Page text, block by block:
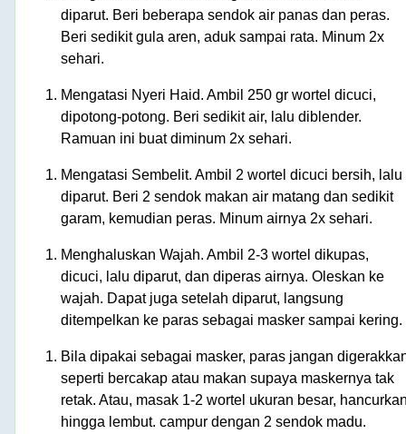
diparut. Beri beberapa sendok air panas dan peras.
Beri sedikit gula aren, aduk sampai rata. Minum 2x
sehari.
Mengatasi Nyeri Haid. Ambil 250 gr wortel dicuci,
dipotong-potong. Beri sedikit air, lalu diblender.
Ramuan ini buat diminum 2x sehari.
Mengatasi Sembelit. Ambil 2 wortel dicuci bersih, lalu
diparut. Beri 2 sendok makan air matang dan sedikit
garam, kemudian peras. Minum airnya 2x sehari.
Menghaluskan Wajah. Ambil 2-3 wortel dikupas,
dicuci, lalu diparut, dan diperas airnya. Oleskan ke
wajah. Dapat juga setelah diparut, langsung
ditempelkan ke paras sebagai masker sampai kering.
Bila dipakai sebagai masker, paras jangan
seperti bercakap atau makan supaya maskernya tak
retak. Atau, masak 1-2 wortel ukuran besar,
hingga lembut. campur dengan 2 sendok madu.